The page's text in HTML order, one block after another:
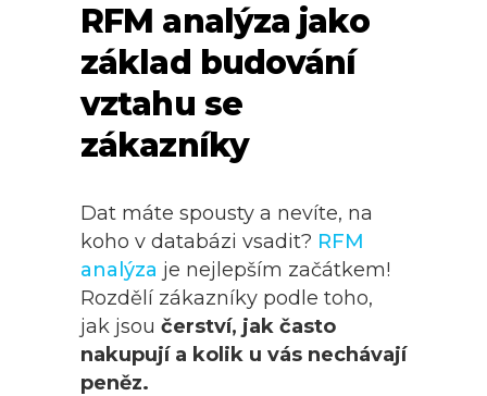
RFM analýza jako
základ budování
vztahu se
zákazníky
Dat máte spousty a nevíte, na
koho v databázi vsadit? RFM
analýza je nejlepším začátkem!
Rozdělí zákazníky podle toho,
jak jsou čerství, jak často
nakupují a kolik u vás nechávají
peněz.